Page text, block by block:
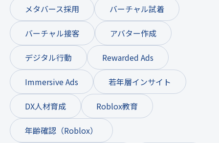
メタバース採用 バーチャル試着
バーチャル接客 アバター作成
デジタル行動 Rewarded Ads
Immersive Ads 若年層インサイト
DX人材育成 Roblox教育
年齢確認（Roblox）